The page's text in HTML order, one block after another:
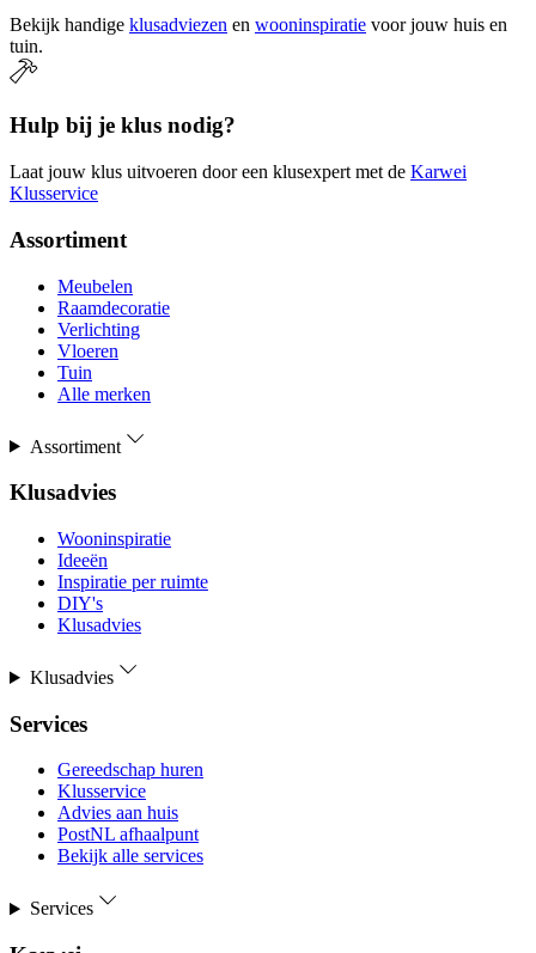
Bekijk handige klusadviezen en wooninspiratie voor jouw huis en
tuin.
Hulp bij je klus nodig?
Laat jouw klus uitvoeren door een klusexpert met de Karwei
Klusservice
Assortiment
Meubelen
Raamdecoratie
Verlichting
Vloeren
Tuin
Alle merken
Assortiment
Klusadvies
Wooninspiratie
Ideeën
Inspiratie per ruimte
DIY's
Klusadvies
Klusadvies
Services
Gereedschap huren
Klusservice
Advies aan huis
PostNL afhaalpunt
Bekijk alle services
Services